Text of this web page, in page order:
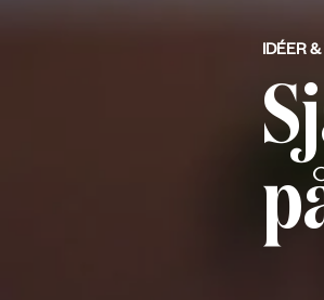
IDÉER &